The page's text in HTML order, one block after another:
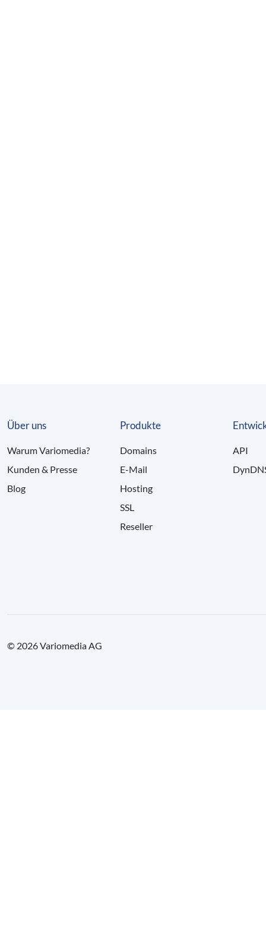
Über uns
Warum Variomedia?
Kunden & Presse
Blog
Produkte
Domains
E-Mail
Hosting
SSL
Reseller
API
© 2026 Variomedia AG